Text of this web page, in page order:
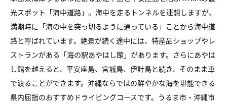
光スポット「海中道路」。海中を走るトンネルを連想しますが、
満潮時に「海の中を突っ切るように通っている」ことから海中道
路と呼ばれています。絶景が続く途中には、特産品ショップやレ
ストランがある「海の駅あやはし館」があります。さらにあやは
し館を越えると、平安座島、宮城島、伊計島と続き、そのまま車
で渡ることができます。沖縄ならではの鮮やかな海を堪能できる
県内屈指のおすすめドライビングコースです。うるま市・沖縄市